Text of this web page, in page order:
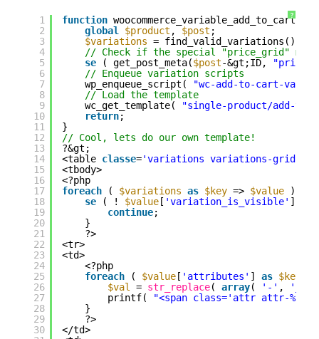
?
1
2
3
4
5
6
7
8
9
10
11
12
13
14
15
16
17
18
19
20
21
22
23
24
25
26
27
28
29
30
function woocommerce_variable_add_to_cart() {
global
$product , $post ;
$variations = find_valid_variations();
// Check if the special "price_grid"
se
( get_post_meta($post-&gt;ID,
// Enqueue variation scripts
wp_enqueue_script( "wc-add-to-cart-
// Load the template
wc_get_template( "single-product/add-to-
return;
}
// Cool, lets do our own template!
?&gt;
<table classe='variations variations-grid'
<tbody>
<?php
foreach
( $variations as $key => $value
) {
se
( ! $value [ 'variation_is_visible' ] ) {
continue;
}
?>
<tr>
<td>
<?php
foreach
( $value [ 'attributes' ] as $key
$val
= str_replace( array( '-' , '_'
printf( "<span class='attr attr-
}
?>
</td>